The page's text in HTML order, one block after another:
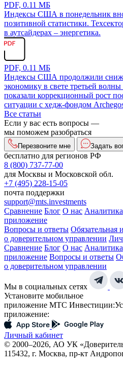
PDF, 0.11 МБ
Индексы США в понедельник
позитивной статистики.
в аутсайдерах – энергетика.
PDF, 0.11 МБ
Индексы США продолжили
экономику в свете третьей
показали коррекционный рост
ситуации с хедж-фондом
Все статьи
Если у вас есть вопросы —
мы поможем разобраться
Перезвоните мне Задать
бесплатно для регионов РФ
8 (800) 737-77-00
для Москвы и Московской обл.
+7 (495) 228-15-05
почта поддержки
support@mts.investments
Сравнение Блог О нас Аналитика
приложение
Вопросы и ответы Обязательная
о доверительном управлении
Сравнение Блог О нас Аналитика
приложение Вопросы и ответы
о доверительном управлении
Мы в социальных сетях
Установите мобильное
приложение МТС Инвестиции:
приложение:
Личный кабинет
© 2000–2026, АО УК
115432, г. Москва, пр-кт